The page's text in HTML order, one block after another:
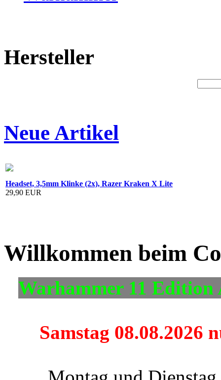
Hersteller
Neue Artikel
Headset, 3,5mm Klinke (2x), Razer Kraken X Lite
29,90 EUR
Willkommen beim
Warhammer 11
Samstag 08.08.2026